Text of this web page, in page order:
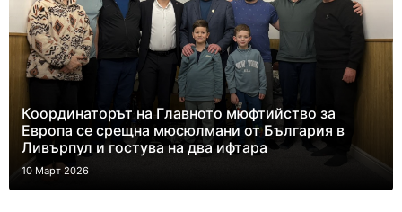
Координаторът на Главното мюфтийство за
Европа се срещна мюсюлмани от България в
Ливърпул и гостува на два ифтара
10 Март 2026